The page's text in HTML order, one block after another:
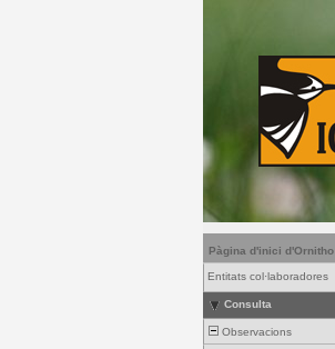
Pàgina d'inici d'Ornitho
Entitats col·laboradores
Consulta
Observacions